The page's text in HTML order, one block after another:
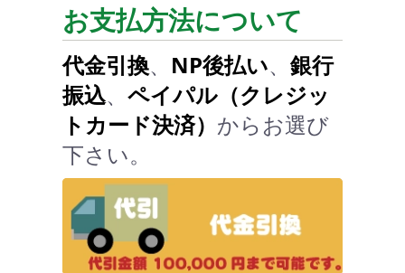
お支払方法について
代金引換、 NP後払い、 銀行
振込、 ペイパル（クレジッ
トカード決済） からお選び
下さい。